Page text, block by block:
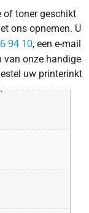
of toner geschikt
ons opnemen. U
94 10, een e-mail
van onze handige
uw printerinkt